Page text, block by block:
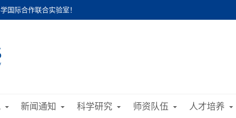
国际合作联合实验室！
新闻通知 科学研究 师资队伍 人才培养